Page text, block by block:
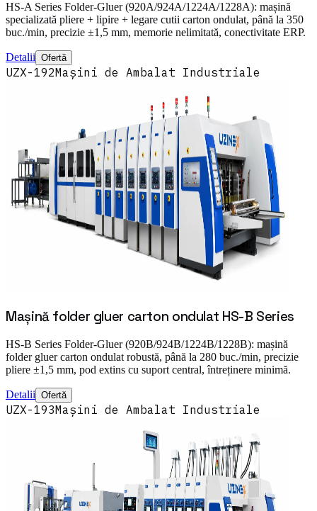
HS-A Series Folder-Gluer (920A/924A/1224A/1228A): mașină
specializată pliere + lipire + legare cutii carton ondulat, până la 350
buc./min, precizie ±1,5 mm, memorie nelimitată, conectivitate ERP.
Detalii Ofertă
UZX-192Mașini de Ambalat Industriale
Mașină folder gluer carton ondulat HS-B Series
HS-B Series Folder-Gluer (920B/924B/1224B/1228B): mașină
folder gluer carton ondulat robustă, până la 280 buc./min, precizie
pliere ±1,5 mm, pod extins cu suport central, întreținere minimă.
Detalii Ofertă
UZX-193Mașini de Ambalat Industriale